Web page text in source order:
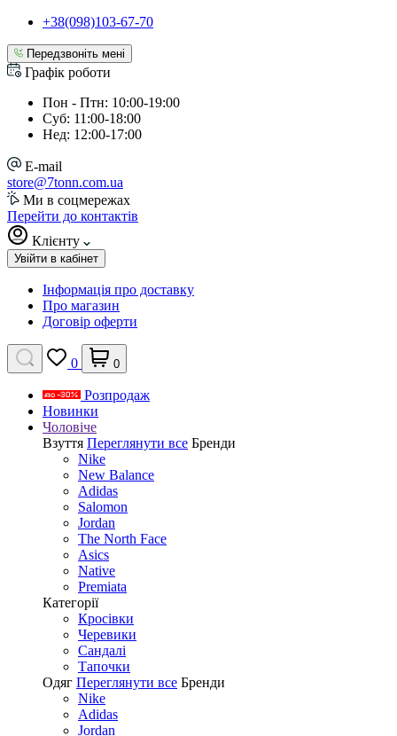
+38(098)103-67-70
Передзвоніть мені
Графік роботи
Пон - Птн: 10:00-19:00
Суб: 11:00-18:00
Нед: 12:00-17:00
E-mail
store@7tonn.com.ua
Ми в соцмережах
Перейти до контактів
Клієнту
Увійти в кабінет
Інформація про доставку
Про магазин
Договір оферти
0 0
Розпродаж
Новинки
Чоловіче
Взуття Переглянути все Бренди
Nike
New Balance
Adidas
Salomon
Jordan
The North Face
Asics
Native
Premiata
Категорії
Кросівки
Черевики
Сандалі
Tапочки
Одяг Переглянути все Бренди
Nike
Adidas
Jordan